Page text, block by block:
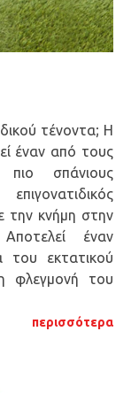
τένοντα; Η
έναν από τους
σπάνιους
την κνήμη στην
έναν
του εκτατικού
φλεγμονή του
περισσότερα